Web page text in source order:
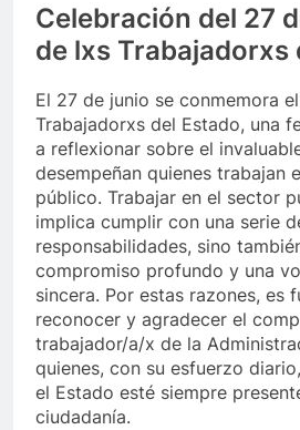
Celebración del 27
de lxs Trabajadorxs
El 27 de junio se conmemora
Trabajadorxs del Estado, una
a reflexionar sobre el
desempeñan quienes trabajan
público. Trabajar en el sector
implica cumplir con una serie
responsabilidades, sino
compromiso profundo y una
sincera. Por estas razones, es
reconocer y agradecer el
trabajador/a/x de la
quienes, con su esfuerzo
el Estado esté siempre
ciudadanía.